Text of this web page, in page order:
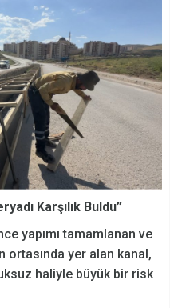
Karşılık Buldu”
yapımı tamamlanan ve
ortasında yer alan kanal,
haliyle büyük bir risk